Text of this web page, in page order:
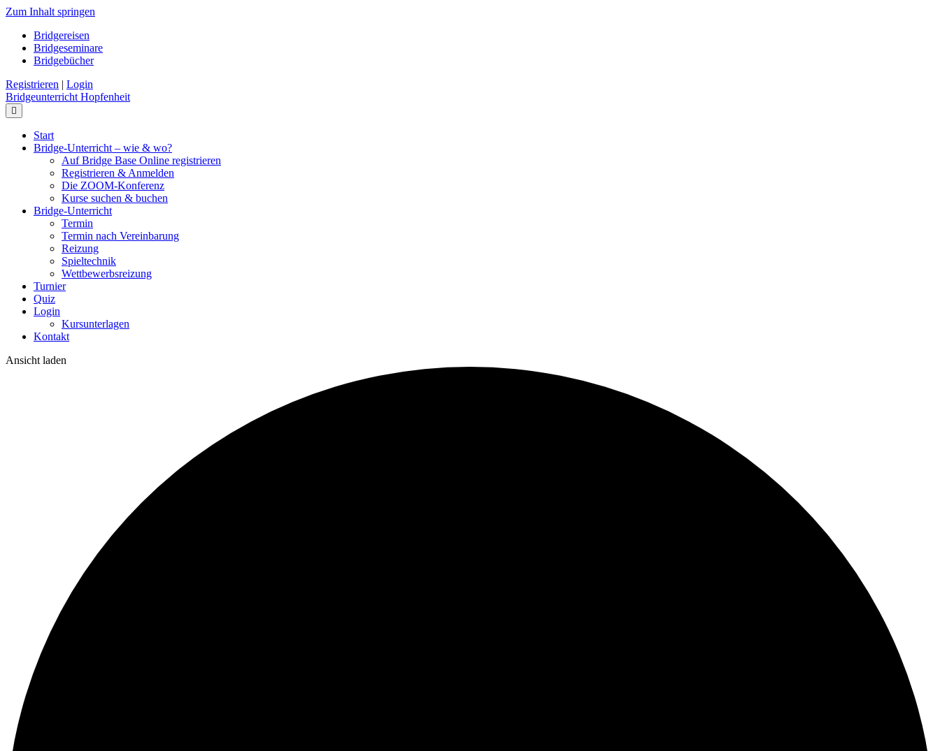
Zum Inhalt springen
Bridgereisen
Bridgeseminare
Bridgebücher
Registrieren | Login
Bridgeunterricht Hopfenheit
Start
Bridge-Unterricht – wie & wo?
Auf Bridge Base Online registrieren
Registrieren & Anmelden
Die ZOOM-Konferenz
Kurse suchen & buchen
Bridge-Unterricht
Termin
Termin nach Vereinbarung
Reizung
Spieltechnik
Wettbewerbsreizung
Turnier
Quiz
Login
Kursunterlagen
Kontakt
Ansicht laden